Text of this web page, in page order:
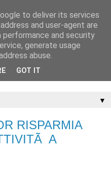
▼
RISPARMIA
A
to deliver its services
and user-agent are
performance and security
generate usage
abuse.
GOT IT